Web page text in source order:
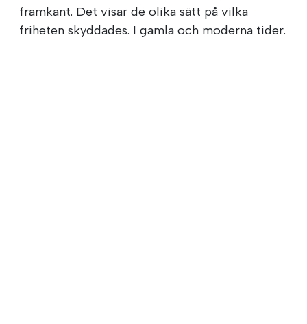
framkant. Det visar de olika sätt på vilka
friheten skyddades. I gamla och moderna tider.